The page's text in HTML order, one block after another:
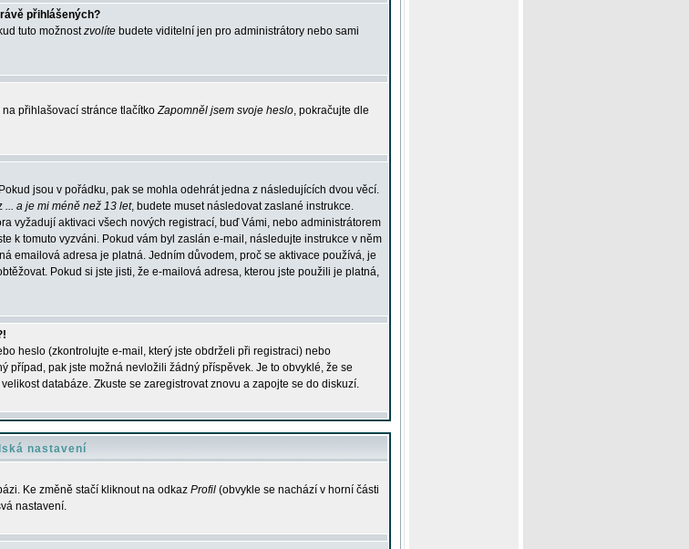
přihlášených?
tuto možnostzvolíte budete viditelní jen pro administrátory nebo sami
na přihlašovací stránce tlačítkoZapomněl jsem svoje heslo, pokračujte dle
jsou v pořádku, pak se mohla odehrát jedna z následujících dvou věcí.
... a je mi méně než 13 let, budete muset následovat zaslané instrukce.
vyžadují aktivaci všech nových registrací, buď Vámi, nebo administrátorem
k tomuto vyzváni. Pokud vám byl zaslán e-mail, následujte instrukce v něm
emailová adresa je platná. Jedním důvodem, proč se aktivace používá, je
Pokud si jste jisti, že e-mailová adresa, kterou jste použili je platná,
heslo (zkontrolujte e-mail, který jste obdrželi při registraci) nebo
případ, pak jste možná nevložili žádný příspěvek. Je to obvyklé, že se
databáze. Zkuste se zaregistrovat znovu a zapojte se do diskuzí.
nastavení
Ke změně stačí kliknout na odkaz Profil (obvykle se nachází v horní části
nastavení.